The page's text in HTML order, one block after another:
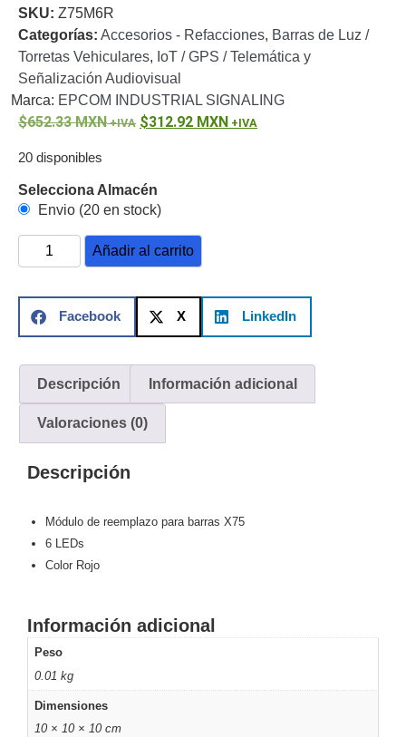
o
RefaccionesProbadores
de
VideoTransceptores
de Video
Cables y
Adaptador
a
RCA Audio
y
Video
Cable
ConectoresCables
Armados -
CoaxialCategoría
5eFibra
ÓpticaPara
Alimentación
y
Tipo
/ DVI /
HDMI
IP y NVRs
Salinos
(Anticorrosión)AntiexplosiónBalaCodificadores
Decodificadores
de
Video Cubo
SKU: Z75M6R
Categorías: Accesorios - Refacciones, Barras de Luz /
Torretas Vehiculares, IoT / GPS / Telemática y
Señalización Audiovisual
Marca: EPCOM INDUSTRIAL SIGNALING
652.33MXN 312.92 MXN
20 disponibles
Selecciona Almacén
Envio (20 en stock)
Añadir al carrito
Facebook X LinkedIn
Descripción Información adicional
Valoraciones (0)
Descripción
Módulo de reemplazo para barras X75
6 LEDs
Color Rojo
Información adicional
Peso
0.01 kg
Dimensiones
10 × 10 × 10 cm